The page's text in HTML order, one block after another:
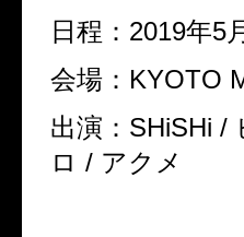
日程：2019年5
会場：KYOTO
出演：SHiSHi /
ロ / アクメ